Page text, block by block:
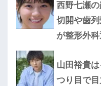
西野七瀬
切開や歯
が整形外科
山田裕貴
つり目で